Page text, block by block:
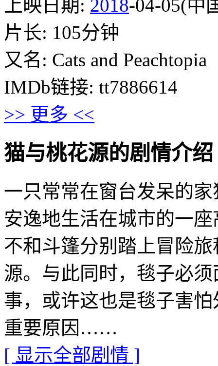
上映日期: 2018-04-05(中
片长: 105分钟
又名: Cats and Peachtopia
IMDb链接: tt7886614
>> 更多 <<
猫与桃花源的剧情介绍 ·
一只常常在窗台发呆的
安逸地生活在城市的一
不和斗篷分别踏上冒险
源。与此同时，毯子必
事，或许这也是毯子害
重要原因……
[ 显示全部剧情 ]